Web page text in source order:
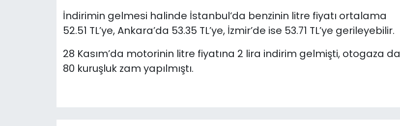
İndirimin gelmesi halinde İstanbul‘da benzinin litre fiyatı ortalama
52.51 TL’ye, Ankara’da 53.35 TL’ye, İzmir’de ise 53.71 TL’ye gerileyebilir.
28 Kasım’da motorinin litre fiyatına 2 lira indirim gelmişti, otogaza da
80 kuruşluk zam yapılmıştı.